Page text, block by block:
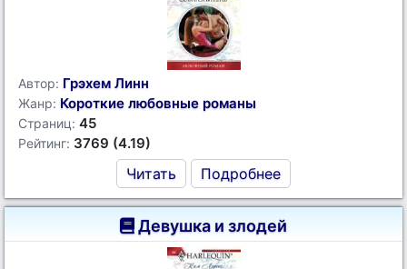
Автор: Грэхем Линн
Жанр: Короткие любовные романы
Страниц: 45
Рейтинг: 3769 (4.19)
Читать Подробнее
Девушка и злодей